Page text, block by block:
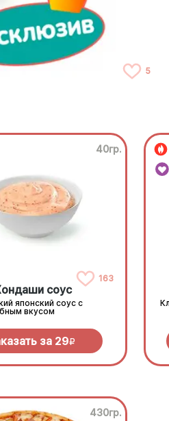
5
40гр.
163
соус
японский соус с
вкусом
за 29R
430гр.